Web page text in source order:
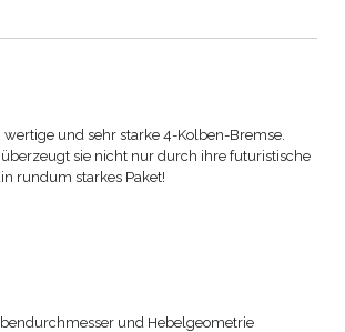
wertige und sehr starke 4-Kolben-Bremse.
sie nicht nur durch ihre futuristische
rundum starkes Paket!
und Hebelgeometrie